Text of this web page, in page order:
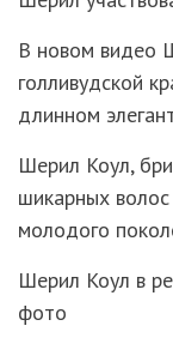
В новом видео
голливудской
длинном
Шерил Коул,
шикарных
молодого
Шерил Коул в
фото